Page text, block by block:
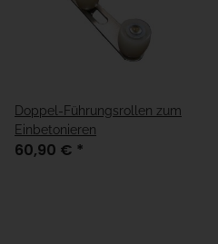
Doppel-Führungsrollen zum
Einbetonieren
60,90 € *